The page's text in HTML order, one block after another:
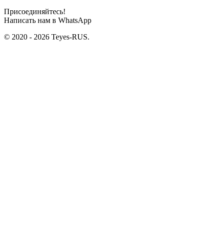
Присоединяйтесь!
Написать нам в WhatsApp
© 2020 - 2026 Teyes-RUS.